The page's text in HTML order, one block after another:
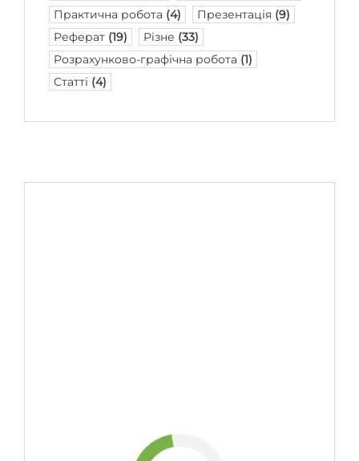
Практична робота (4) Презентація (9)
Реферат (19) Різне (33)
Розрахунково-графічна робота (1)
Статті (4)